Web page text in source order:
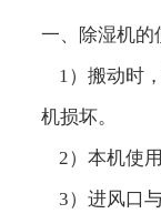
一、除湿机的
1）搬动时
机损坏。
2）本机使用
3）进风口